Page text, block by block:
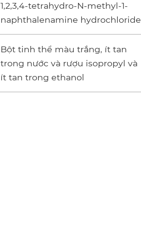
1,2,3,4-tetrahydro-N-methyl-1-
naphthalenamine hydrochloride
Bột tinh thể màu trắng, ít tan
trong nước và rượu isopropyl và
ít tan trong ethanol